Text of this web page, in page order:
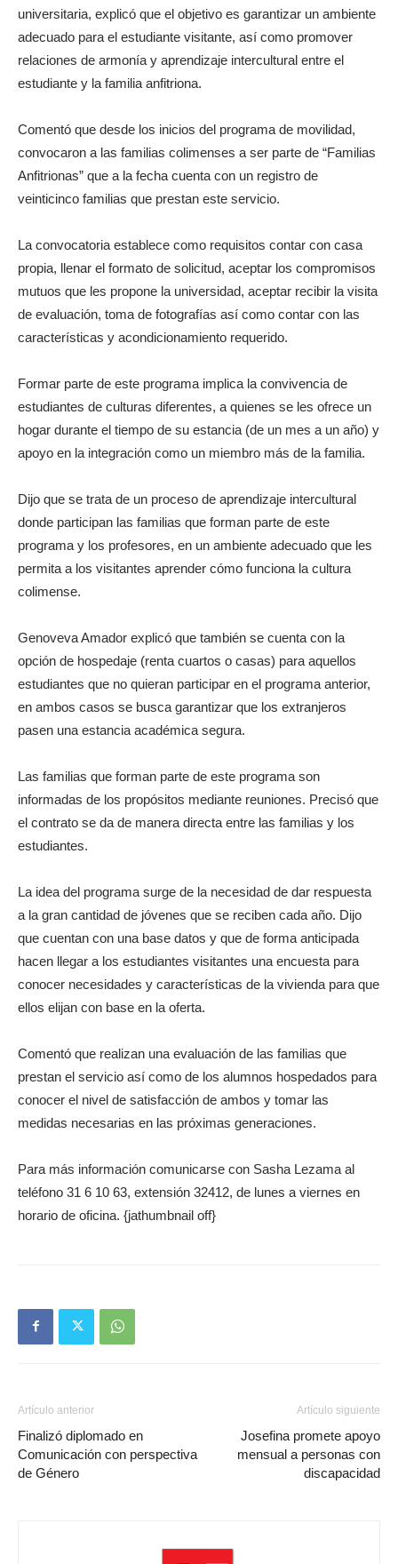
universitaria, explicó que el objetivo es garantizar un ambiente
adecuado para el estudiante visitante, así como promover
relaciones de armonía y aprendizaje intercultural entre el
estudiante y la familia anfitriona.
Comentó que desde los inicios del programa de movilidad,
convocaron a las familias colimenses a ser parte de “Familias
Anfitrionas” que a la fecha cuenta con un registro de
veinticinco familias que prestan este servicio.
La convocatoria establece como requisitos contar con casa
propia, llenar el formato de solicitud, aceptar los compromisos
mutuos que les propone la universidad, aceptar recibir la visita
de evaluación, toma de fotografías así como contar con las
características y acondicionamiento requerido.
Formar parte de este programa implica la convivencia de
estudiantes de culturas diferentes, a quienes se les ofrece un
hogar durante el tiempo de su estancia (de un mes a un año) y
apoyo en la integración como un miembro más de la familia.
Dijo que se trata de un proceso de aprendizaje intercultural
donde participan las familias que forman parte de este
programa y los profesores, en un ambiente adecuado que les
permita a los visitantes aprender cómo funciona la cultura
colimense.
Genoveva Amador explicó que también se cuenta con la
opción de hospedaje (renta cuartos o casas) para aquellos
estudiantes que no quieran participar en el programa anterior,
en ambos casos se busca garantizar que los extranjeros
pasen una estancia académica segura.
Las familias que forman parte de este programa son
informadas de los propósitos mediante reuniones. Precisó que
el contrato se da de manera directa entre las familias y los
estudiantes.
La idea del programa surge de la necesidad de dar respuesta
a la gran cantidad de jóvenes que se reciben cada año. Dijo
que cuentan con una base datos y que de forma anticipada
hacen llegar a los estudiantes visitantes una encuesta para
conocer necesidades y características de la vivienda para que
ellos elijan con base en la oferta.
Comentó que realizan una evaluación de las familias que
prestan el servicio así como de los alumnos hospedados para
conocer el nivel de satisfacción de ambos y tomar las
medidas necesarias en las próximas generaciones.
Para más información comunicarse con Sasha Lezama al
teléfono 31 6 10 63, extensión 32412, de lunes a viernes en
horario de oficina. {jathumbnail off}
Artículo anterior
Finalizó diplomado en
Comunicación con perspectiva
de Género
Artículo siguiente
Josefina promete apoyo
mensual a personas con
discapacidad